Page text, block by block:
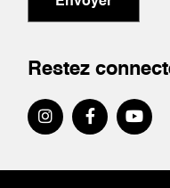
Restez